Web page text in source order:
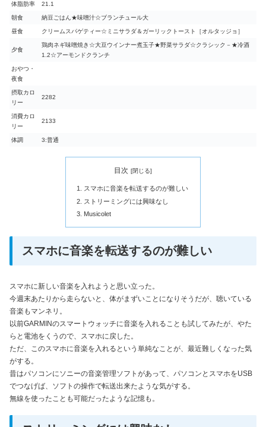
体脂肪率 21.1
朝食 納豆ごはん★味噌汁☆ブランチュール大
昼食 クリームスパゲティー☆ミニサラダ＆ガーリックトースト［オルタッジョ］
夕食
鶏肉ネギ味噌焼き☆大豆ウインナー煮玉子★野菜サラダ☆クラシック－★冷酒
1.2☆アーモンドクランチ
おやつ・
夜食
摂取カロ
リー
2282
消費カロ
リー
2133
体調 3:普通
目次
スマホに音楽を転送するのが難しい
ストリーミングには興味なし
Musicolet
スマホに音楽を転送するのが難しい
スマホに新しい音楽を入れようと思い立った。
今週末あたりから走らないと、体がまずいことになりそうだが、聴いている
音楽もマンネリ。
以前GARMINのスマートウォッチに音楽を入れることも試してみたが、やた
らと電池をくうので、スマホに戻した。
ただ、このスマホに音楽を入れるという単純なことが、最近難しくなった気
がする。
昔はパソコンにソニーの音楽管理ソフトがあって、パソコンとスマホをUSB
でつなげば、ソフトの操作で転送出来たような気がする。
無線を使ったことも可能だったような記憶も。